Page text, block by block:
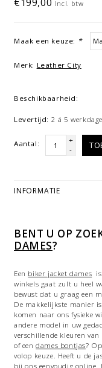
Incl. btw
Maak een keuze: *
Merk: Leather City
Beschikbaarheid:
Levertijd: 2 á 5
Aantal:
+
-
INFORMATIE
BENT U OP
DAMES?
Een biker jacket dames
winkels gaat zult u heel
bewust dat u graag een
De makkelijkste manier
komen naar ons fysieke
andere model in uw
verschillende kleuren van
of eendames bontjas?
volop keuze. Heeft u de
bij ons eenvoudig online.